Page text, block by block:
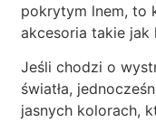
pokrytym lnem, to
akcesoria takie jak
Jeśli chodzi o
światła,
jasnych kolorach,